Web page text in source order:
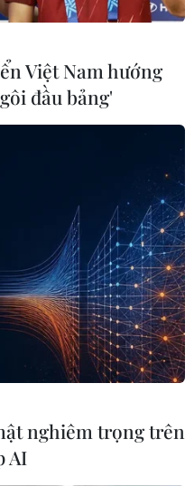
trong những trạm y tế
Minh thu hút được người
trung bình có hơn 70
Việt Nam hướng
đầu bảng'
nghiêm trọng trên
AI